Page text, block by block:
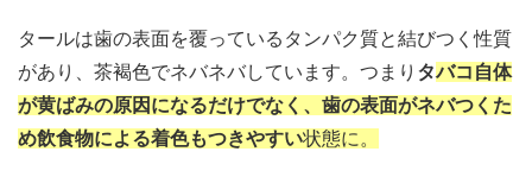
タールは歯の表面を覆っているタンパク質と結びつく性質
があり、茶褐色でネバネバしています。つまり タバコ自体
が黄ばみの原因になるだけでなく、歯の表面がネバつくた
め飲食物による着色もつきやすい状態に。